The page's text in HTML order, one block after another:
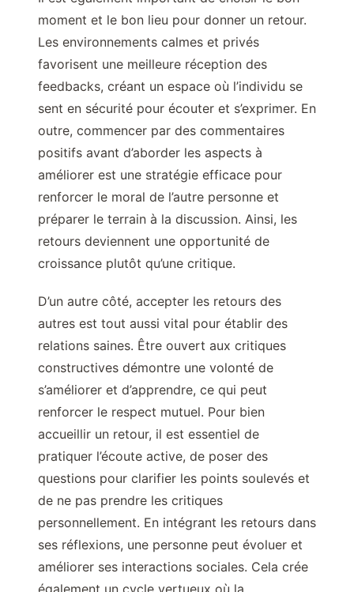
moment et le bon lieu pour donner un retour.
Les environnements calmes et privés
favorisent une meilleure réception des
feedbacks, créant un espace où l’individu se
sent en sécurité pour écouter et s’exprimer. En
outre, commencer par des commentaires
positifs avant d’aborder les aspects à
améliorer est une stratégie efficace pour
renforcer le moral de l’autre personne et
préparer le terrain à la discussion. Ainsi, les
retours deviennent une opportunité de
croissance plutôt qu’une critique.
D’un autre côté, accepter les retours des
autres est tout aussi vital pour établir des
relations saines. Être ouvert aux critiques
constructives démontre une volonté de
s’améliorer et d’apprendre, ce qui peut
renforcer le respect mutuel. Pour bien
accueillir un retour, il est essentiel de
pratiquer l’écoute active, de poser des
questions pour clarifier les points soulevés et
de ne pas prendre les critiques
personnellement. En intégrant les retours dans
ses réflexions, une personne peut évoluer et
améliorer ses interactions sociales. Cela crée
également un cycle vertueux où la